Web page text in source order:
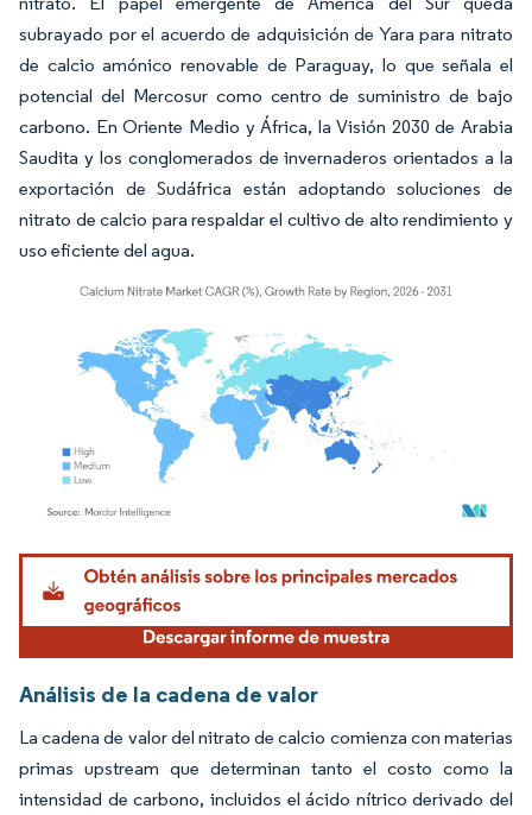
subrayado por el acuerdo de adquisición de Yara para nitrato
de calcio amónico renovable de Paraguay, lo que señala el
potencial del Mercosur como centro de suministro de bajo
carbono. En Oriente Medio y África, la Visión 2030 de Arabia
Saudita y los conglomerados de invernaderos orientados a la
exportación de Sudáfrica están adoptando soluciones de
nitrato de calcio para respaldar el cultivo de alto rendimiento y
uso eficiente del agua.
Imagen © Mordor Intelligence. El uso requiere atribución según CC BY 4.0.
Análisis de la cadena de valor
La cadena de valor del nitrato de calcio comienza con materias
primas upstream que determinan tanto el costo como la
intensidad de carbono, incluidos el ácido nítrico derivado del